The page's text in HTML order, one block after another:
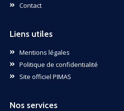
Contact
Liens utiles
Mentions légales
Politique de confidentialité
Site officiel PIMAS
Nos services